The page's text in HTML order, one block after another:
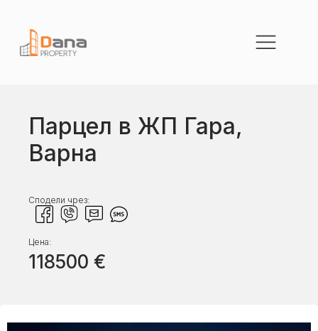
Парцел в ЖП Гара,
Варна
Сподели чрез:
Цена:
118500 €